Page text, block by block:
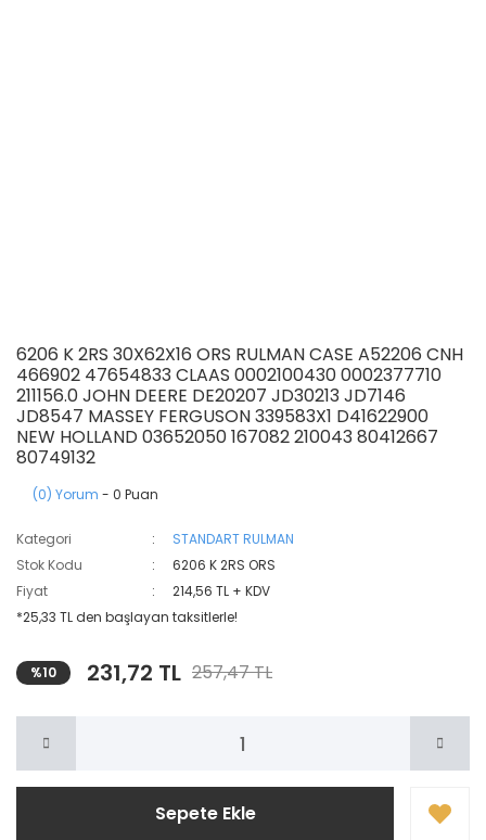
6206 K 2RS 30X62X16 ORS RULMAN CASE A52206 CNH
466902 47654833 CLAAS 0002100430 0002377710
211156.0 JOHN DEERE DE20207 JD30213 JD7146
JD8547 MASSEY FERGUSON 339583X1 D41622900
NEW HOLLAND 03652050 167082 210043 80412667
80749132
(0) Yorum - 0 Puan
Kategori
STANDART RULMAN
Stok Kodu
6206 K 2RS ORS
Fiyat
214,56 TL + KDV
*25,33 TL den başlayan taksitlerle!
%10 231,72 TL 257,47 TL
Sepete Ekle